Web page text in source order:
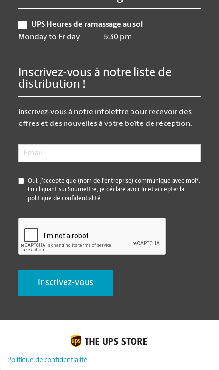
UPS Heures de ramassage au sol
Monday to Friday
5:30 pm
Inscrivez-vous à notre liste de
distribution !
Inscrivez-vous à notre infolettre pour recevoir des
offres et des nouvelles à votre boîte de réception.
Email
*
Oui, j’accepte que (nom de l’entreprise) communique avec moi*.
En cliquant sur Soumettre, je déclare avoir lu et accepter la
politique de confidentialité.
Politique de confidentialité